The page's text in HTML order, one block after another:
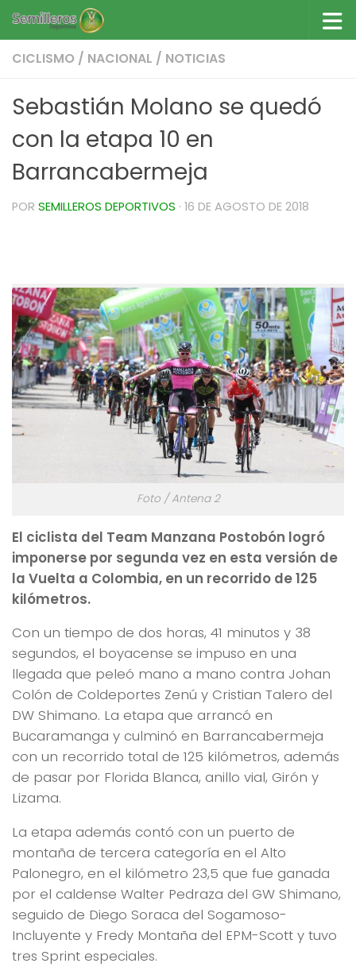
Saltar al contenido
CICLISMO / NACIONAL / NOTICIAS
Sebastián Molano se quedó
con la etapa 10 en
Barrancabermeja
POR SEMILLEROS DEPORTIVOS · 16 DE AGOSTO DE 2018
Foto / Antena 2
El ciclista del Team Manzana Postobón logró
imponerse por segunda vez en esta versión de
la Vuelta a Colombia, en un recorrido de 125
kilómetros.
Con un tiempo de dos horas, 41 minutos y 38
segundos, el boyacense se impuso en una
llegada que peleó mano a mano contra Johan
Colón de Coldeportes Zenú y Cristian Talero del
DW Shimano. La etapa que arrancó en
Bucaramanga y culminó en Barrancabermeja
con un recorrido total de 125 kilómetros, además
de pasar por Florida Blanca, anillo vial, Girón y
Lizama.
La etapa además contó con un puerto de
montaña de tercera categoría en el Alto
Palonegro, en el kilómetro 23,5 que fue ganada
por el caldense Walter Pedraza del GW Shimano,
seguido de Diego Soraca del Sogamoso-
Incluyente y Fredy Montaña del EPM-Scott y tuvo
tres Sprint especiales.